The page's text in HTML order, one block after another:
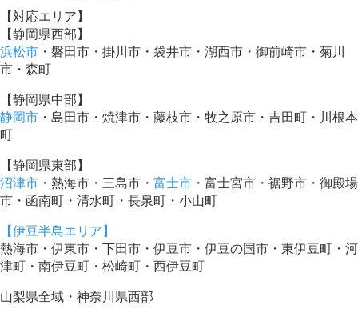
【対応エリア】
【静岡県西部】
浜松市 ・磐田市・掛川市・袋井市・湖西市・御前崎市・菊川
市・森町
【静岡県中部】
静岡市 ・島田市・焼津市・藤枝市・牧之原市・吉田町・川根本
町
【静岡県東部】
沼津市 ・熱海市・三島市・ 富士市 ・富士宮市・裾野市・御殿場
市・函南町・清水町・長泉町・小山町
【伊豆半島エリア】
熱海市・伊東市・下田市・伊豆市・伊豆の国市・東伊豆町・河
津町・南伊豆町・松崎町・西伊豆町
山梨県全域・神奈川県西部